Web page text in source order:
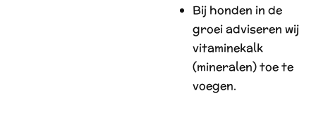
Bij honden in de
groei adviseren wij
vitaminekalk
(mineralen) toe te
voegen.